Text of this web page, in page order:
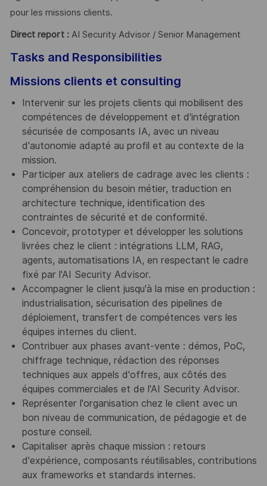
pour les missions clients.
Direct report : AI Security Advisor / Senior Management
Tasks and Responsibilities
Missions clients et consulting
Intervenir sur les projets clients qui mobilisent des
compétences de développement et d'intégration
sécurisée de composants IA, avec un niveau
d'autonomie adapté au profil et au contexte de la
mission.
Participer aux ateliers de cadrage avec les clients :
compréhension du besoin métier, traduction en
architecture technique, identification des
contraintes de sécurité et de conformité.
Concevoir, prototyper et développer les solutions
livrées chez le client : intégrations LLM, RAG,
agents, automatisations IA, en respectant le cadre
fixé par l'AI Security Advisor.
Accompagner le client jusqu'à la mise en production :
industrialisation, sécurisation des pipelines de
déploiement, transfert de compétences vers les
équipes internes du client.
Contribuer aux phases avant-vente : démos, PoC,
chiffrage technique, rédaction des réponses
techniques aux appels d'offres, aux côtés des
équipes commerciales et de l'AI Security Advisor.
Représenter l'organisation chez le client avec un
bon niveau de communication, de pédagogie et de
posture conseil.
Capitaliser après chaque mission : retours
d'expérience, composants réutilisables, contributions
aux frameworks et standards internes.